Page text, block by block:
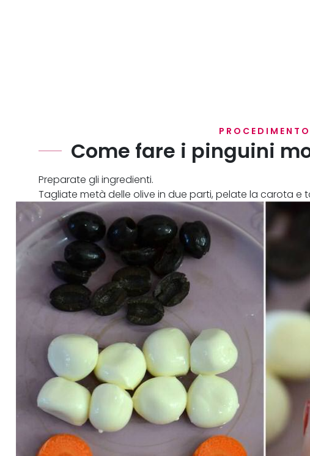
PROCEDIMENTO
Come fare i pinguini
Preparate gli ingredienti.
Tagliate metà delle olive in due parti, pelate la carota e
Spalmate un po' di philadelphia su un lato delle